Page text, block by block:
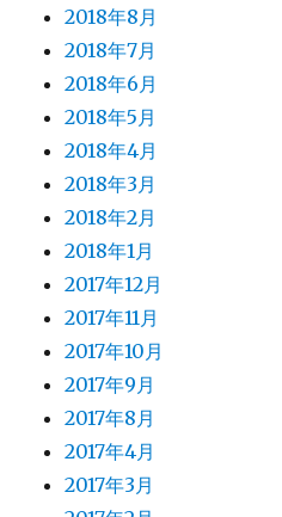
2018年8月
2018年7月
2018年6月
2018年5月
2018年4月
2018年3月
2018年2月
2018年1月
2017年12月
2017年11月
2017年10月
2017年9月
2017年8月
2017年4月
2017年3月